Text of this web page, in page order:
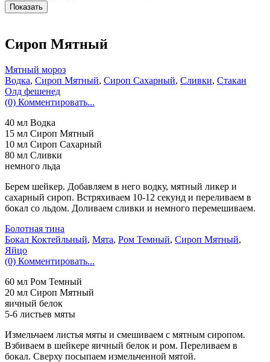
Сироп Мятный
Мятный мороз
Водка, Сироп Мятный, Сироп Сахарный, Сливки, Стакан
Олд фешенед
(0) Комментировать...
40 мл Водка
15 мл Сироп Мятный
10 мл Сироп Сахарный
80 мл Сливки
немного льда
Берем шейкер. Добавляем в него водку, мятный ликер и
сахарный сироп. Встряхиваем 10-12 секунд и переливаем в
бокал со льдом. Доливаем сливки и немного перемешиваем.
Болотная тина
Бокал Коктейльный, Мята, Ром Темный, Сироп Мятный,
Яйцо
(0) Комментировать...
60 мл Ром Темный
20 мл Сироп Мятный
яичный белок
5-6 листьев мяты
Измельчаем листья мяты и смешиваем с мятным сиропом.
Взбиваем в шейкере яичный белок и ром. Переливаем в
бокал. Сверху посыпаем измельченной мятой.